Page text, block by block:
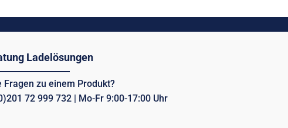
Ladelösungen
Fragen zu einem Produkt?
72 999 732 | Mo-Fr 9:00-17:00 Uhr